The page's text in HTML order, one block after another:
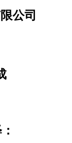
公司